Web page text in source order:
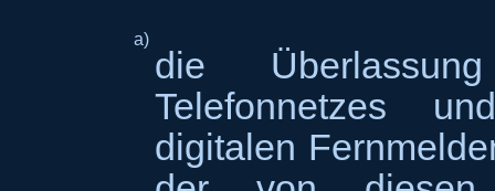
a)
die
Telefonnetzes
digitalen